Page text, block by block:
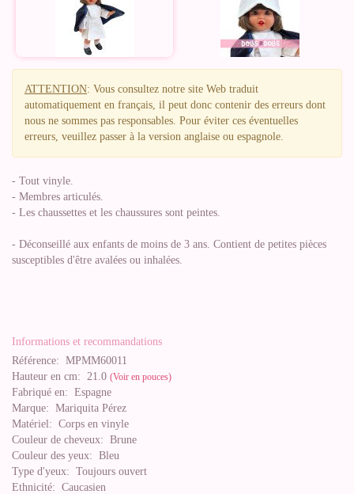
ATTENTION: Vous consultez notre site Web traduit
automatiquement en français, il peut donc contenir des erreurs dont
nous ne sommes pas responsables. Pour éviter ces éventuelles
erreurs, veuillez passer à la version anglaise ou espagnole.
- Tout vinyle.
- Membres articulés.
- Les chaussettes et les chaussures sont peintes.
- Déconseillé aux enfants de moins de 3 ans. Contient de petites pièces
susceptibles d'être avalées ou inhalées.
Informations et recommandations
Référence: MPMM60011
Hauteur en cm: 21.0 (Voir en pouces)
Fabriqué en: Espagne
Marque: Mariquita Pérez
Matériel: Corps en vinyle
Couleur de cheveux: Brune
Couleur des yeux: Bleu
Type d'yeux: Toujours ouvert
Ethnicité: Caucasien